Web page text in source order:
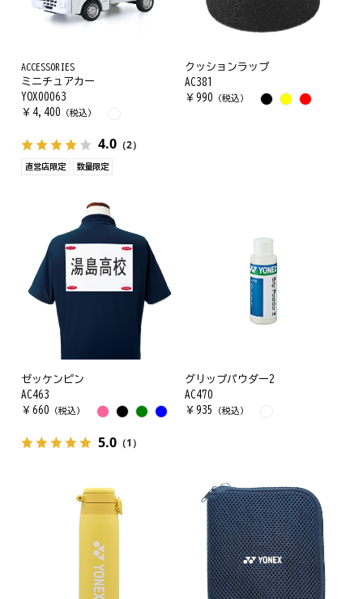
ACCESSORIES
ミニチュアカー
YOX00063
￥ 4,400 （税込）
4.0 （2）
直営店限定 数量限定
クッションラップ
AC381
￥ 990 （税込）
ゼッケンピン
AC463
￥ 660 （税込）
5.0 （1）
グリップパウダー2
AC470
￥ 935 （税込）